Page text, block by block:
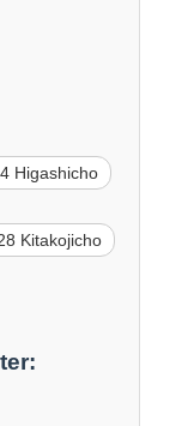
Higashicho
Kitakojicho